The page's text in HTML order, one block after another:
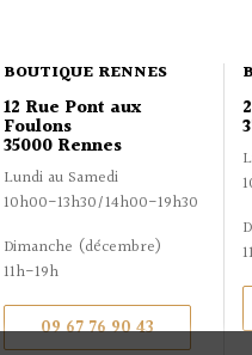
BOUTIQUE RENNES
12 Rue Pont aux
Foulons
35000 Rennes
Lundi au Samedi
10h00-13h30/14h00-19h30
Dimanche (décembre)
11h-19h
09 67 76 90 43